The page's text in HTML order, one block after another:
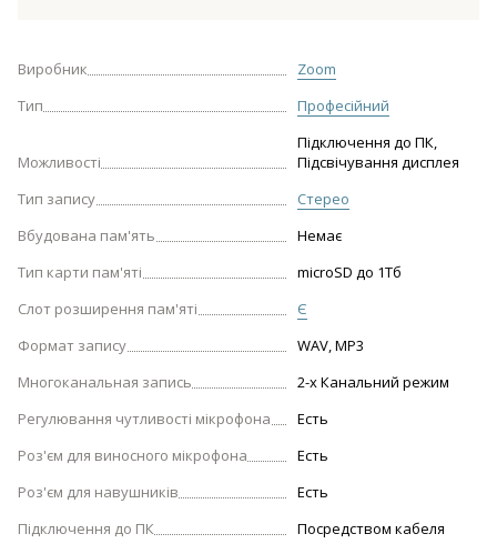
Виробник
Zoom
Тип
Професійний
Можливості
Підключення до ПК,
Підсвічування дисплея
Тип запису
Стерео
Вбудована пам'ять
Немає
Тип карти пам'яті
microSD до 1Тб
Слот розширення пам'яті
Є
Формат запису
WAV, MP3
Многоканальная запись
2-х Канальний режим
Регулювання чутливості мікрофона
Есть
Роз'єм для виносного мікрофона
Есть
Роз'єм для навушників
Есть
Підключення до ПК
Посредством кабеля